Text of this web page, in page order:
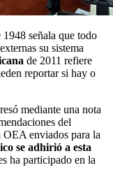
1948 señala que todo
su sistema
de 2011 refiere
reportar si hay o
mediante una nota
del
enviados para la
se adhirió a esta
ha participado en la